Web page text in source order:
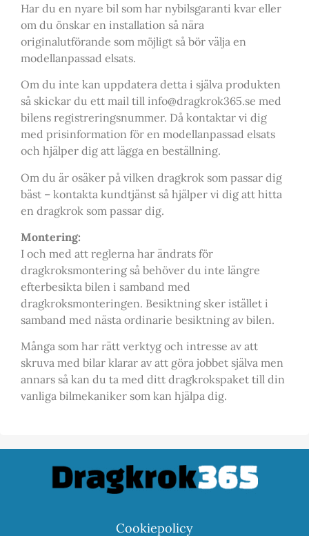
Har du en nyare bil som har nybilsgaranti kvar eller
om du önskar en installation så nära
originalutförande som möjligt så bör välja en
modellanpassad elsats.
Om du inte kan uppdatera detta i själva produkten
så skickar du ett mail till info@dragkrok365.se med
bilens registreringsnummer. Då kontaktar vi dig
med prisinformation för en modellanpassad elsats
och hjälper dig att lägga en beställning.
Om du är osäker på vilken dragkrok som passar dig
bäst – kontakta kundtjänst så hjälper vi dig att hitta
en dragkrok som passar dig.
Montering:
I och med att reglerna har ändrats för
dragkroksmontering så behöver du inte längre
efterbesikta bilen i samband med
dragkroksmonteringen. Besiktning sker istället i
samband med nästa ordinarie besiktning av bilen.
Många som har rätt verktyg och intresse av att
skruva med bilar klarar av att göra jobbet själva men
annars så kan du ta med ditt dragkrokspaket till din
vanliga bilmekaniker som kan hjälpa dig.
Cookiepolicy